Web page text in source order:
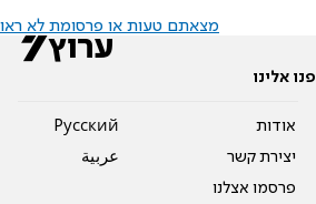
מצאתם טעות או פרסומת לא
פנו אלינו
אודות
יצירת קשר
פרסמו אצלנו
Pусский
عربية